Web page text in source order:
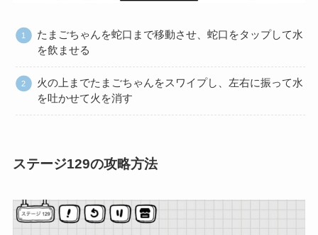
たまごちゃんを蛇口まで移動させ、蛇口をタップして水
を飲ませる
火の上までたまごちゃんをスワイプし、左右に振って水
を吐かせて火を消す
ステージ129の攻略方法